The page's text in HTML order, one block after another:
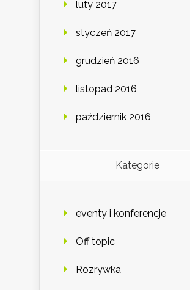
luty 2017
styczeń 2017
grudzień 2016
listopad 2016
październik 2016
Kategorie
eventy i konferencje
Off topic
Rozrywka